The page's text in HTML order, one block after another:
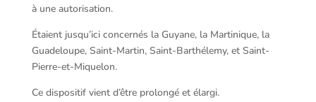
à une autorisation.
Étaient jusqu’ici concernés la Guyane, la Martinique, la
Guadeloupe, Saint-Martin, Saint-Barthélemy, et Saint-
Pierre-et-Miquelon.
Ce dispositif vient d’être prolongé et élargi.